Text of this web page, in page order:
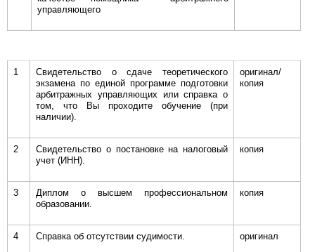
управляющего
1
Свидетельство о сдаче теоретического
экзамена по единой программе подготовки
арбитражных управляющих или справка о
том, что Вы проходите обучение (при
наличии).
оригинал/
копия
2
Свидетельство о постановке на налоговый
учет (ИНН).
копия
3
Диплом о высшем профессиональном
образовании.
копия
4
Справка об отсутствии судимости.
оригинал